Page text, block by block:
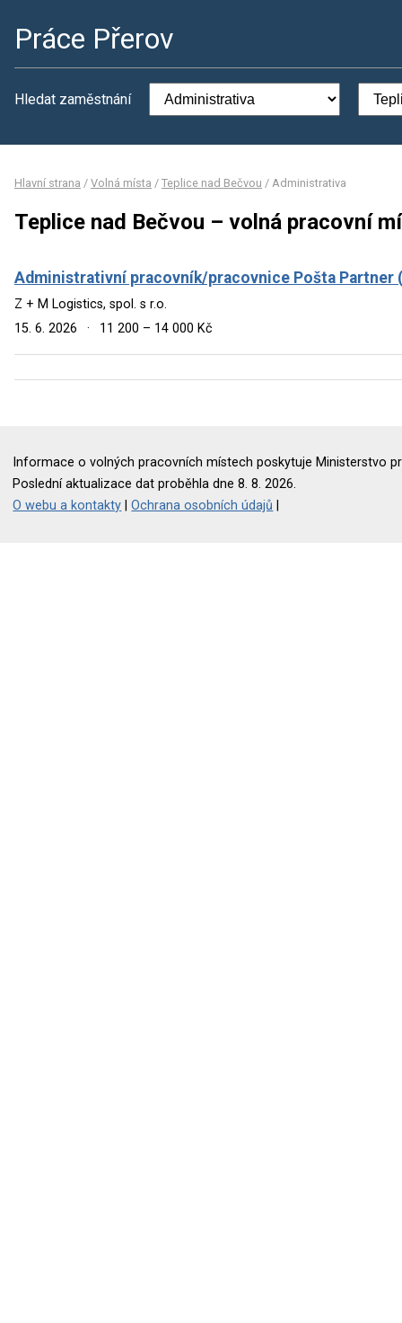
Práce Přerov
Hledat zaměstnání
Hlavní strana / Volná místa / Teplice nad Bečvou / Administrativa
Teplice nad Bečvou – volná pracovní
Administrativní pracovník/pracovnice Pošta Partner
Z + M Logistics, spol. s r.o.
15. 6. 2026
· 11 200 – 14 000 Kč
Informace o volných pracovních místech poskytuje Ministerstvo
Poslední aktualizace dat proběhla dne 8. 8. 2026.
O webu a kontakty |Ochrana osobních údajů